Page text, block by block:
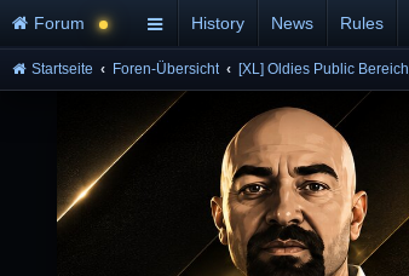
Forum History News Rules
Startseite Foren-Übersicht [XL] Oldies Public Bereich